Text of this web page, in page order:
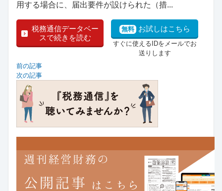
用する場合に、届出要件が設けられた（措...
税務通信データベー
スで続きを読む
無料 お試しはこちら
すぐに使えるIDをメールでお
送りします
前の記事
次の記事